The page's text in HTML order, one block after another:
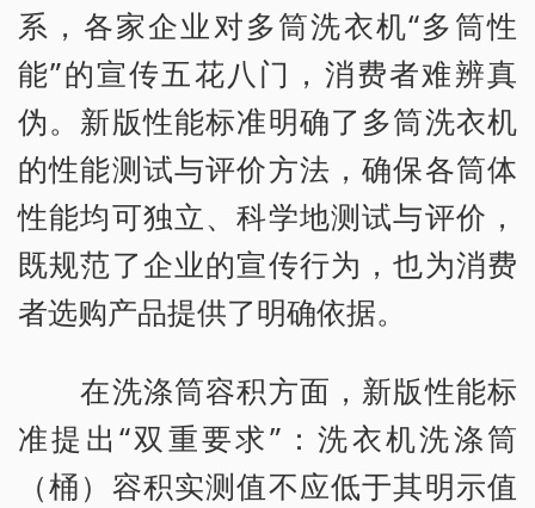
系，各家企业对多筒洗衣机“多筒性
能”的宣传五花八门，消费者难辨真
伪。新版性能标准明确了多筒洗衣机
的性能测试与评价方法，确保各筒体
性能均可独立、科学地测试与评价，
既规范了企业的宣传行为，也为消费
者选购产品提供了明确依据。
在洗涤筒容积方面，新版性能标
准提出“双重要求”：洗衣机洗涤筒
（桶）容积实测值不应低于其明示值